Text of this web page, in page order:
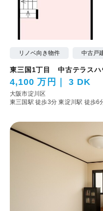
リノベ向き物件 中古戸
東三国1丁目 中古テラスハ
4,100 万円 3 DK
大阪市淀川区
東三国駅 徒歩3分東淀川駅 徒歩6